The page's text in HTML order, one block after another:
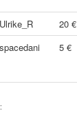
Ulrike_R 20 €
spacedani 5 €